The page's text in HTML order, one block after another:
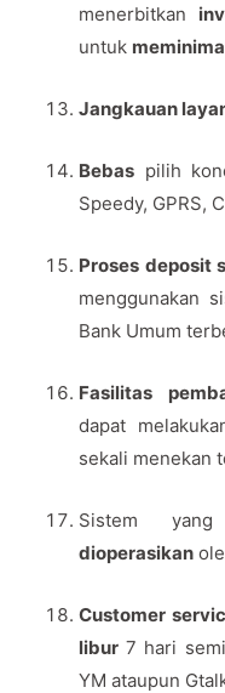
menerbitkan
untuk
Jangkauan
Bebas pilih
Speedy, GPRS,
Proses deposit
menggunakan
Bank Umum
Fasilitas
dapat
sekali menekan
Sistem
dioperasikan
Customer
libur 7 hari
YM ataupun